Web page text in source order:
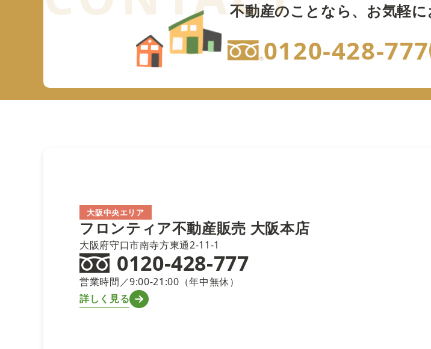
不動産のことなら、 お気軽に
0120-428-777
大阪中央エリア
フロンティア不動産販売 大阪本店
大阪府守口市南寺方東通2-11-1
0120-428-777
営業時間／9:00-21:00（年中無休）
詳しく見る